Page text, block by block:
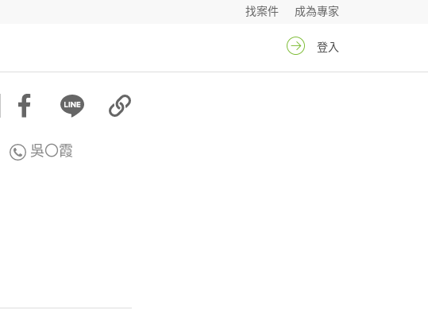
成為專家
找案件
登入
吳〇霞